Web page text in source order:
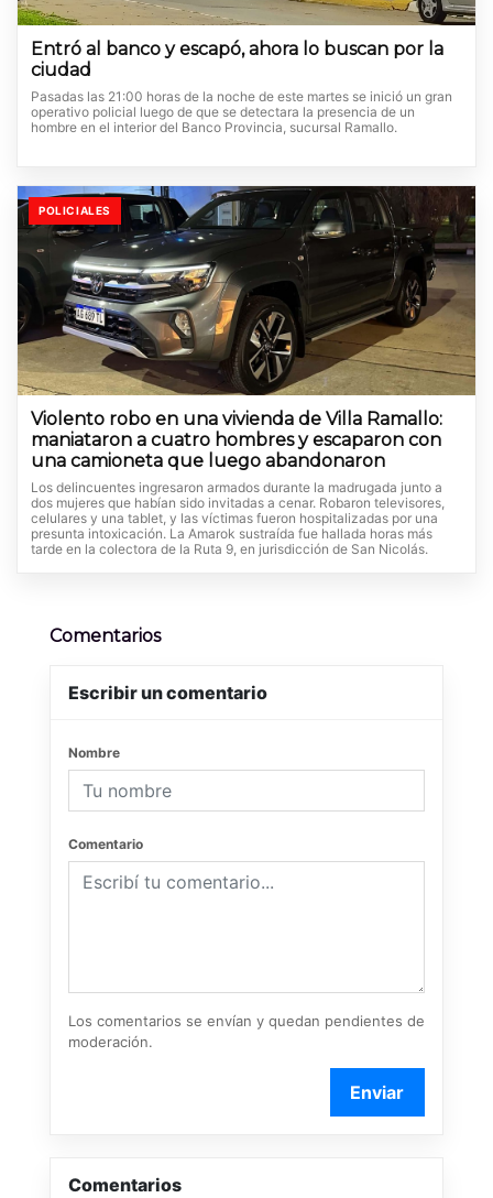
Entró al banco y escapó, ahora lo buscan por la
ciudad
Pasadas las 21:00 horas de la noche de este martes se inició un gran
operativo policial luego de que se detectara la presencia de un
hombre en el interior del Banco Provincia, sucursal Ramallo.
POLICIALES
Violento robo en una vivienda de Villa Ramallo:
maniataron a cuatro hombres y escaparon con
una camioneta que luego abandonaron
Los delincuentes ingresaron armados durante la madrugada junto a
dos mujeres que habían sido invitadas a cenar. Robaron televisores,
celulares y una tablet, y las víctimas fueron hospitalizadas por una
presunta intoxicación. La Amarok sustraída fue hallada horas más
tarde en la colectora de la Ruta 9, en jurisdicción de San Nicolás.
Comentarios
Escribir un comentario
Nombre
Comentario
Los comentarios se envían y quedan pendientes de
moderación.
Enviar
Comentarios